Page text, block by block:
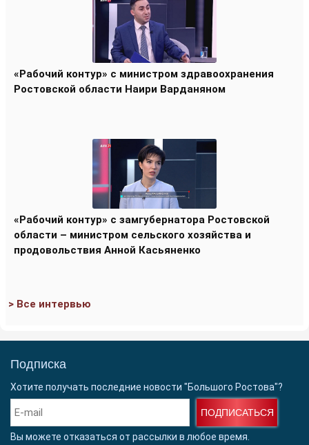
«Рабочий контур» с министром здравоохранения
Ростовской области Наири Варданяном
«Рабочий контур» с замгубернатора Ростовской
области – министром сельского хозяйства и
продовольствия Анной Касьяненко
> Все интервью
Подписка
Хотите получать последние новости "Большого Ростова"?
ПОДПИСАТЬСЯ
Вы можете отказаться от рассылки в любое время.